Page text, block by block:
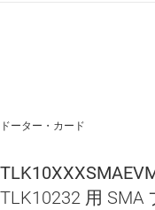
ドーター・カード
TLK10232 用 SMA